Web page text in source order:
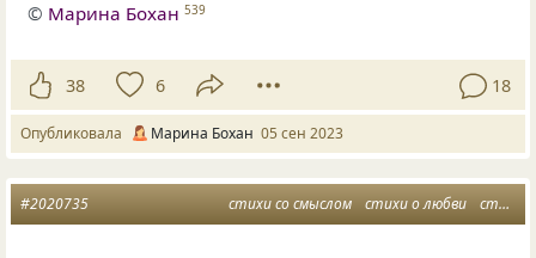
© Марина Бохан 539
38 6 18
Опубликовала Марина Бохан 05 сен 2023
стихи со смыслом стихи о любви стихи о жизни
#2020735